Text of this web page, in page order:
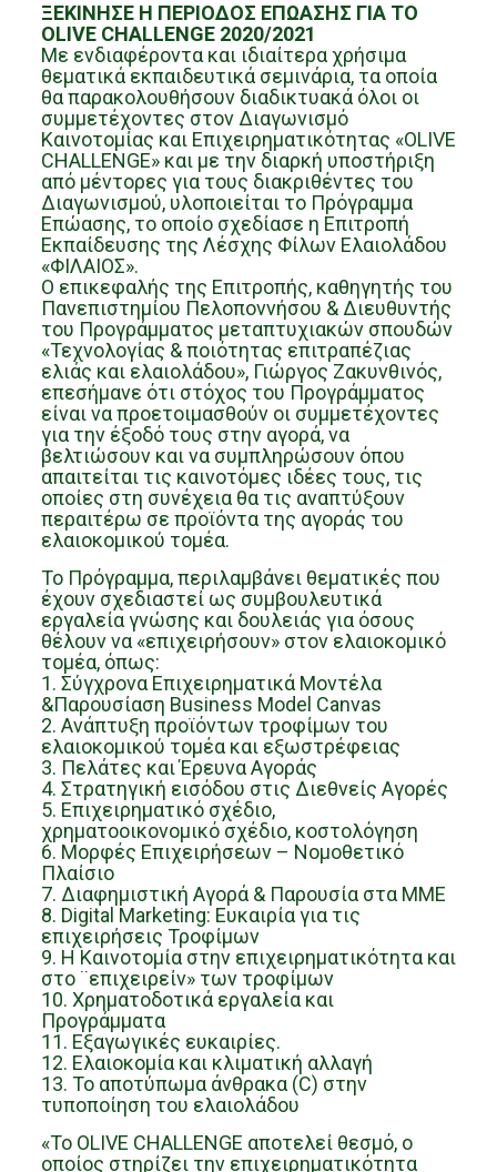
ΞΕΚΙΝΗΣΕ Η ΠΕΡΙΟΔΟΣ ΕΠΩΑΣΗΣ ΓΙΑ ΤΟ
OLIVE CHALLENGE 2020/2021
Με ενδιαφέροντα και ιδιαίτερα χρήσιμα
θεματικά εκπαιδευτικά σεμινάρια, τα οποία
θα παρακολουθήσουν διαδικτυακά όλοι οι
συμμετέχοντες στον Διαγωνισμό
Καινοτομίας και Επιχειρηματικότητας «OLIVE
CHALLENGE» και με την διαρκή υποστήριξη
από μέντορες για τους διακριθέντες του
Διαγωνισμού, υλοποιείται το Πρόγραμμα
Επώασης, το οποίο σχεδίασε η Επιτροπή
Εκπαίδευσης της Λέσχης Φίλων Ελαιολάδου
«ΦΙΛΑΙΟΣ».
Ο επικεφαλής της Επιτροπής, καθηγητής του
Πανεπιστημίου Πελοποννήσου & Διευθυντής
του Προγράμματος μεταπτυχιακών σπουδών
«Τεχνολογίας & ποιότητας επιτραπέζιας
ελιάς και ελαιολάδου», Γιώργος Ζακυνθινός,
επεσήμανε ότι στόχος του Προγράμματος
είναι να προετοιμασθούν οι συμμετέχοντες
για την έξοδό τους στην αγορά, να
βελτιώσουν και να συμπληρώσουν όπου
απαιτείται τις καινοτόμες ιδέες τους, τις
οποίες στη συνέχεια θα τις αναπτύξουν
περαιτέρω σε προϊόντα της αγοράς του
ελαιοκομικού τομέα.
Το Πρόγραμμα, περιλαμβάνει θεματικές που
έχουν σχεδιαστεί ως συμβουλευτικά
εργαλεία γνώσης και δουλειάς για όσους
θέλουν να «επιχειρήσουν» στον ελαιοκομικό
τομέα, όπως:
1. Σύγχρονα Επιχειρηματικά Μοντέλα
&Παρουσίαση Business Model Canvas
2. Ανάπτυξη προϊόντων τροφίμων του
ελαιοκομικού τομέα και εξωστρέφειας
3. Πελάτες και Έρευνα Αγοράς
4. Στρατηγική εισόδου στις Διεθνείς Αγορές
5. Επιχειρηματικό σχέδιο,
χρηματοοικονομικό σχέδιο, κοστολόγηση
6. Μορφές Επιχειρήσεων – Νομοθετικό
Πλαίσιο
7. Διαφημιστική Αγορά & Παρουσία στα ΜΜΕ
8. Digital Marketing: Ευκαιρία για τις
επιχειρήσεις Τροφίμων
9. Η Καινοτομία στην επιχειρηματικότητα και
στο ¨επιχειρείν» των τροφίμων
10. Χρηματοδοτικά εργαλεία και
Προγράμματα
11. Εξαγωγικές ευκαιρίες.
12. Ελαιοκομία και κλιματική αλλαγή
13. Το αποτύπωμα άνθρακα (C) στην
τυποποίηση του ελαιολάδου
«Το OLIVE CHALLENGE αποτελεί θεσμό, ο
οποίος στηρίζει την επιχειρηματικότητα